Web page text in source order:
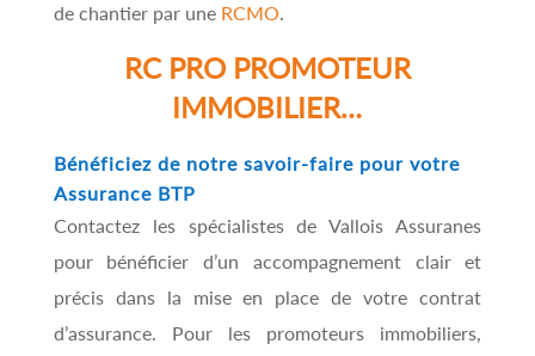
de chantier par une RCMO.
RC PRO PROMOTEUR
IMMOBILIER…
Bénéficiez de notre savoir-faire pour votre
Assurance BTP
Contactez les spécialistes de Vallois Assuranes
pour bénéficier d’un accompagnement clair et
précis dans la mise en place de votre contrat
d’assurance. Pour les promoteurs immobiliers,